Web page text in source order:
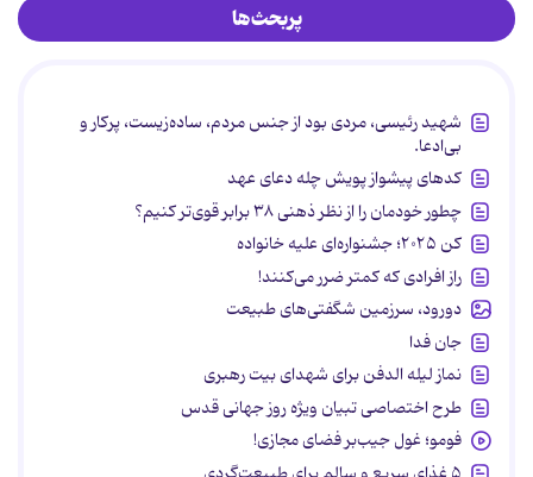
پربحث‌ها
شهید رئیسی، مردی بود از جنس مردم، ساده‌زیست، پرکار و
بی‌ادعا.
کدهای پیشواز پویش چله دعای عهد
چطور خودمان را از نظر ذهنی ۳۸ برابر قوی‌تر کنیم؟
کن ۲۰۲۵؛ جشنواره‌ای علیه خانواده
راز افرادی که کمتر ضرر می‌کنند!
دورود، سرزمین شگفتی‌های طبیعت
جان فدا
نماز لیله الدفن برای شهدای بیت رهبری
طرح اختصاصی تبیان ویژه روز جهانی قدس
فومو؛ غول جیب‌بر فضای مجازی!